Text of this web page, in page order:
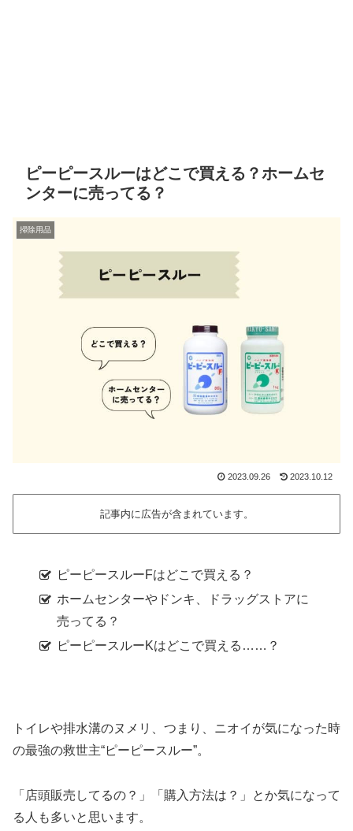
ピーピースルーはどこで買える？ホームセ
ンターに売ってる？
掃除用品
2023.09.26 2023.10.12
記事内に広告が含まれています。
ピーピースルーFはどこで買える？
ホームセンターやドンキ、ドラッグストアに
売ってる？
ピーピースルーKはどこで買える……？
トイレや排水溝のヌメリ、つまり、ニオイが気になった時
の最強の救世主“ピーピースルー”。
「店頭販売してるの？」「購入方法は？」とか気になって
る人も多いと思います。